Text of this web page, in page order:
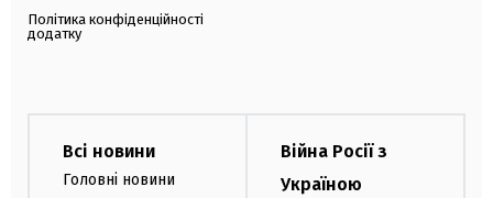
Політика конфіденційності
додатку
Всі новини
Головні новини
Війна Росії з
Україною